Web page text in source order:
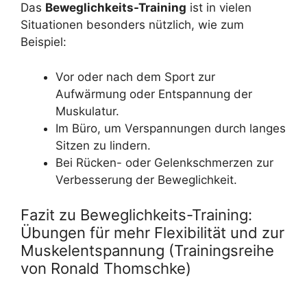
Das Beweglichkeits-Training ist in vielen
Situationen besonders nützlich, wie zum
Beispiel:
Vor oder nach dem Sport zur
Aufwärmung oder Entspannung der
Muskulatur.
Im Büro, um Verspannungen durch langes
Sitzen zu lindern.
Bei Rücken- oder Gelenkschmerzen zur
Verbesserung der Beweglichkeit.
Fazit zu Beweglichkeits-Training:
Übungen für mehr Flexibilität und zur
Muskelentspannung (Trainingsreihe
von Ronald Thomschke)